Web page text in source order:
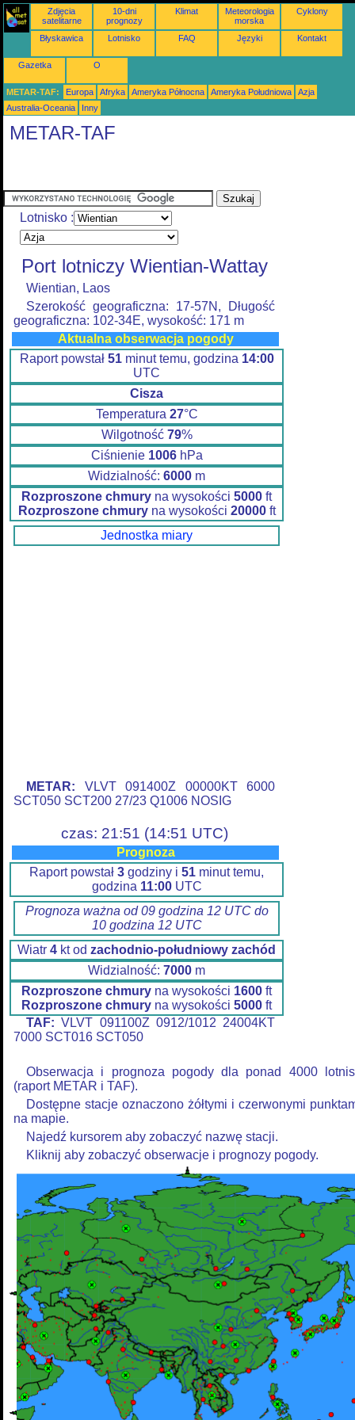
Zdjęcia
satelitarne
10-dni
prognozy
Klimat
Meteorologia
morska
Cyklony
Błyskawica Lotnisko FAQ Języki Kontakt
Gazetka O
METAR-TAF: Europa Afryka Ameryka Północna Ameryka Południowa
Azja
Australia-Oceania
Inny
METAR-TAF
Lotnisko :
Port lotniczy Wientian-Wattay
Wientian, Laos
Szerokość geograficzna: 17-57N, Długość
geograficzna: 102-34E, wysokość: 171 m
Aktualna obserwacja pogody
Raport powstał 51minut temu, godzina 14:00
UTC
Cisza
Temperatura 27°C
Wilgotność 79%
Ciśnienie 1006hPa
Widzialność: 6000 m
Rozproszone chmury na wysokości 5000 ft
Rozproszone chmuryna wysokości 20000ft
Jednostka miary
METAR: VLVT 091400Z 00000KT 6000
SCT050 SCT200 27/23 Q1006 NOSIG
czas: 21:51 (14:51 UTC)
Prognoza
Raport powstał 3 godziny i 51 minut temu,
godzina 11:00UTC
Prognoza ważna od 09 godzina 12 UTC do
10 godzina 12 UTC
Wiatr 4 kt od zachodnio-południowy zachód
Widzialność: 7000 m
Rozproszone chmury na wysokości 1600 ft
Rozproszone chmury na wysokości 5000 ft
TAF: VLVT 091100Z 0912/1012 24004KT
7000 SCT016 SCT050
Obserwacja i prognoza pogody dla ponad 4000
(raport METAR i TAF).
Dostępne stacje oznaczono żółtymi i czerwonymi
na mapie.
Najedź kursorem aby zobaczyć nazwę stacji.
Kliknij aby zobaczyć obserwacje i prognozy pogody.